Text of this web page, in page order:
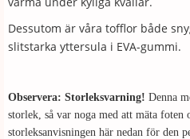
Dessutom är våra tofflor både
slitstarka yttersula i EVA-gummi.
Observera: Storleksvarning! Denna
storlek, så var noga med att mäta
storleksanvisningen här nedan för den